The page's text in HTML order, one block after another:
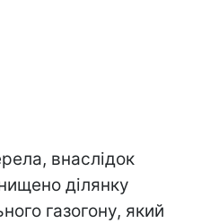
внаслідок
ділянку
газогону, який